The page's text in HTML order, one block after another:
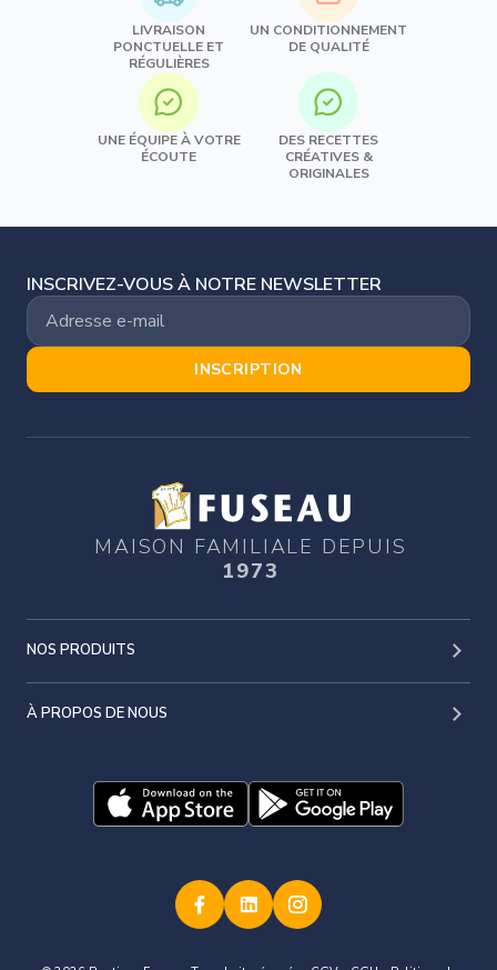
LIVRAISON
PONCTUELLE ET
RÉGULIÈRES
UN CONDITIONNEMENT
DE QUALITÉ
UNE ÉQUIPE À VOTRE
ÉCOUTE
DES RECETTES
CRÉATIVES &
ORIGINALES
INSCRIVEZ-VOUS À NOTRE NEWSLETTER
INSCRIPTION
MAISON FAMILIALE DEPUIS
1973
NOS PRODUITS
À PROPOS DE NOUS